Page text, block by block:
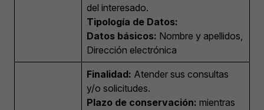
del interesado.
Tipología de Datos:
Datos básicos: Nombre y apellidos,
Dirección electrónica
Finalidad: Atender sus consultas
y/o solicitudes.
Plazo de conservación: mientras